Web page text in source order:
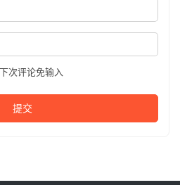
次评论免输入
提交